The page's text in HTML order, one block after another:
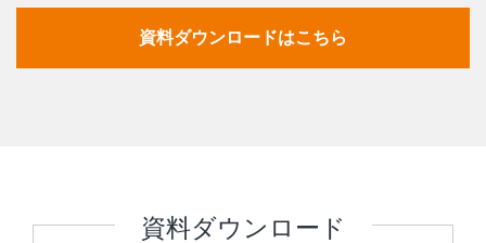
資料ダウンロードはこちら
資料ダウンロード